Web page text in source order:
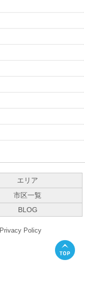
エリア
市区一覧
BLOG
Privacy Policy